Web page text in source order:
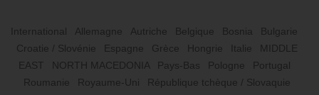
International Allemagne Autriche Belgique Bosnia
Bulgarie
Croatie / Slovénie
Espagne Grèce Hongrie Italie
MIDDLE
EAST
NORTH MACEDONIA Pays-Bas Pologne
Portugal
Roumanie
Royaume-Uni
République tchèque / Slovaquie